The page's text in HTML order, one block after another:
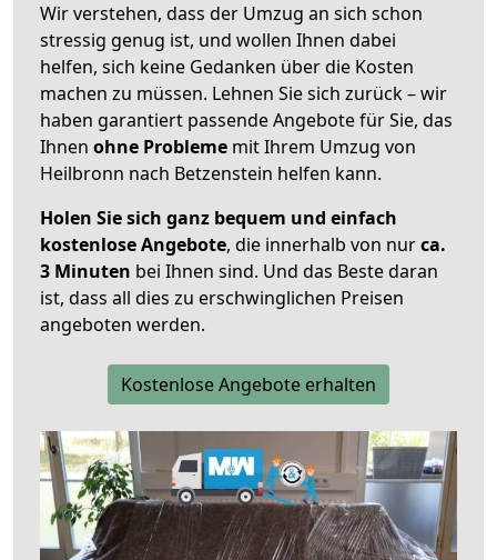
Wir verstehen, dass der Umzug an sich schon
stressig genug ist, und wollen Ihnen dabei
helfen, sich keine Gedanken über die Kosten
machen zu müssen. Lehnen Sie sich zurück – wir
haben garantiert passende Angebote für Sie, das
Ihnen ohne Probleme mit Ihrem Umzug von
Heilbronn nach Betzenstein helfen kann.
Holen Sie sich ganz bequem und einfach
kostenlose Angebote, die innerhalb von nurca.
3 Minuten bei Ihnen sind. Und das Beste daran
ist, dass all dies zu erschwinglichen Preisen
angeboten werden.
Kostenlose Angebote erhalten